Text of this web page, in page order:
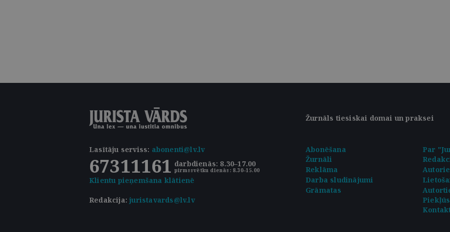
Žurnāls tiesiskai domai un praksei
Lasītāju serviss: abonenti@lv.lv
67311161 darbdienās: 8.30–17.00
pirmssvētku dienās: 8.30–15.00
Klientu pieņemšana klātienē
Abonēšana
Par
Žurnāli
Reklāma
Darba sludinājumi
Redakcija:juristavards@lv.lv
Grāmatas